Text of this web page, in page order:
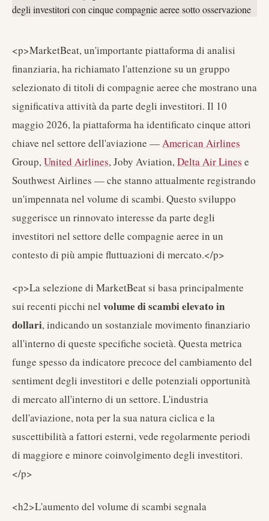
<p>MarketBeat, un'importante piattaforma di analisi
finanziaria, ha richiamato l'attenzione su un gruppo
selezionato di titoli di compagnie aeree che mostrano una
significativa attività da parte degli investitori. Il 10
maggio 2026, la piattaforma ha identificato cinque attori
chiave nel settore dell'aviazione —American Airlines
Group,United Airlines, Joby Aviation,Delta Air Lines e
Southwest Airlines — che stanno attualmente registrando
un'impennata nel volume di scambi. Questo sviluppo
suggerisce un rinnovato interesse da parte degli
investitori nel settore delle compagnie aeree in un
contesto di più ampie fluttuazioni di mercato.</p>
<p>La selezione di MarketBeat si basa principalmente
sui recenti picchi nel volume di scambi elevato in
dollari, indicando un sostanziale movimento finanziario
all'interno di queste specifiche società. Questa metrica
funge spesso da indicatore precoce del cambiamento del
sentiment degli investitori e delle potenziali opportunità
di mercato all'interno di un settore. L'industria
dell'aviazione, nota per la sua natura ciclica e la
suscettibilità a fattori esterni, vede regolarmente periodi
di maggiore e minore coinvolgimento degli investitori.
</p>
<h2>L'aumento del volume di scambi segnala